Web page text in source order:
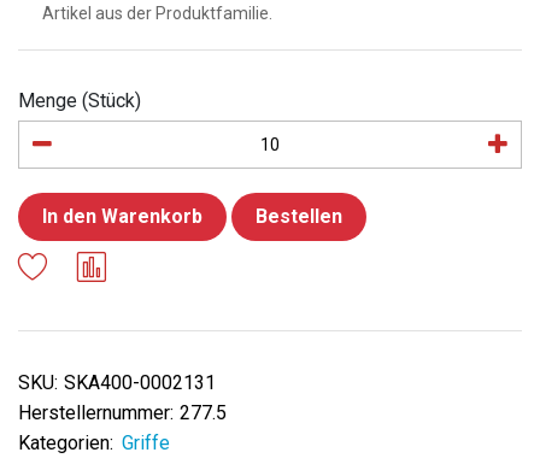
Artikel aus der Produktfamilie.
Menge (Stück)
In den Warenkorb Bestellen
SKU: SKA400-0002131
Herstellernummer: 277.5
Kategorien: Griffe